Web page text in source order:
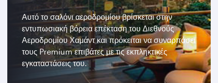
Αυτό το σαλόνι αεροδρομίου βρίσκεται στην
εντυπωσιακή βόρεια επέκταση του Διεθνούς
Αεροδρομίου Χαμάντ και πρόκειται να συναρπάσει
τους Premium επιβάτες με τις εκπληκτικές
εγκαταστάσεις του.